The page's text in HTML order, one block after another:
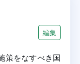
編集
策をなすべき国